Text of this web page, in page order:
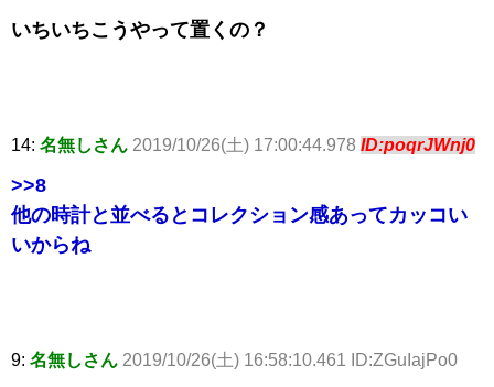
いちいちこうやって置くの？
14: 名無しさん 2019/10/26(土) 17:00:44.978 ID:poqrJWnj0
>>8
他の時計と並べるとコレクション感あってカッコい
いからね
9: 名無しさん 2019/10/26(土) 16:58:10.461 ID:ZGuIajPo0